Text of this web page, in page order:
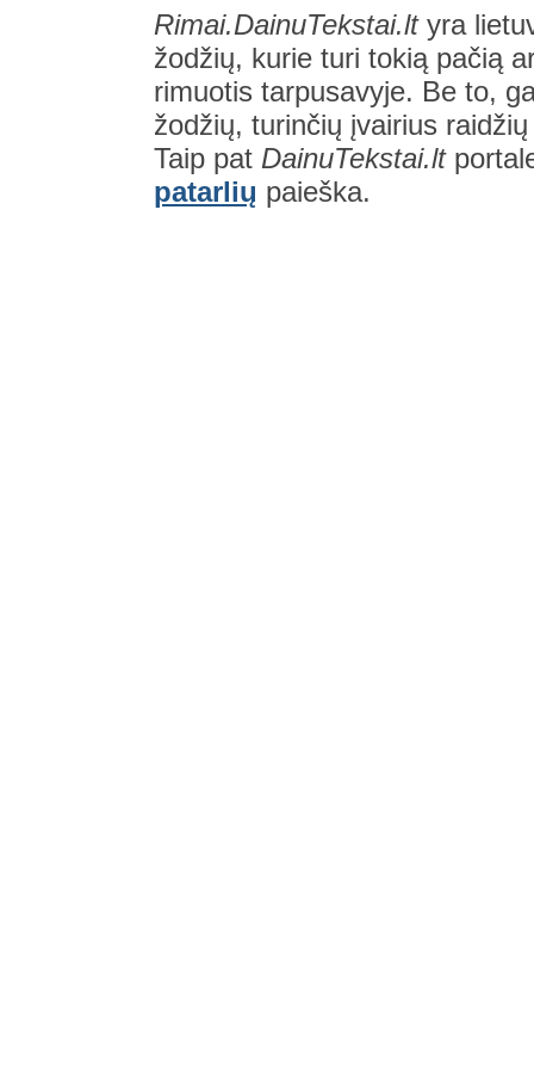
Rimai.DainuTekstai.ltyra
žodžių, kurie turi tokią pačią
rimuotis tarpusavyje. Be to,
žodžių, turinčių įvairius
Taip pat DainuTekstai.lt
patarlių paieška.